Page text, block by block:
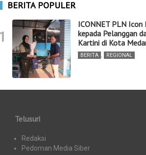
BERITA POPULER
ICONNET PLN Icon
kepada Pelanggan
Kartini di Kota
BERITA REGIONAL
Telusuri
Redaksi
Pedoman Media Siber